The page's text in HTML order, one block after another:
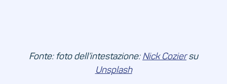
Fonte: foto dell’intestazione:Nick Coziersu
Unsplash